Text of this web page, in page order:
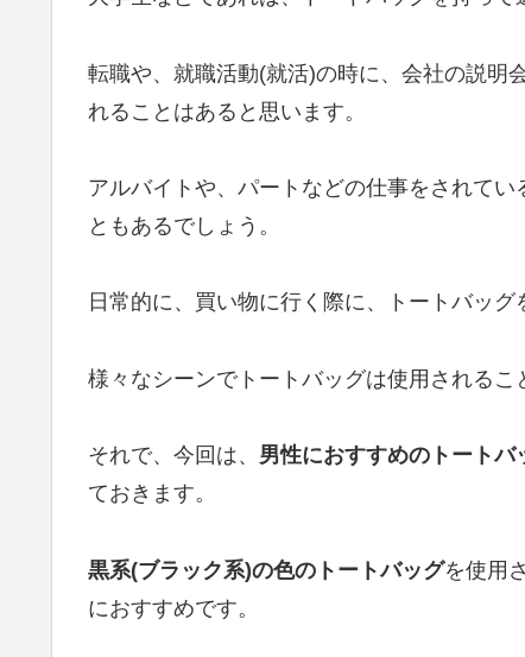
転職や、就職活動(就活)の時に、会社の説明
れることはあると思います。
アルバイトや、パートなどの仕事をされて
ともあるでしょう。
日常的に、買い物に行く際に、トートバッグ
様々なシーンでトートバッグは使用されるこ
それで、今回は、 男性におすすめのトート
ておきます。
黒系(ブラック系)の色のトートバッグを使用
におすすめです。